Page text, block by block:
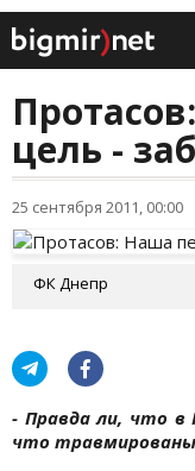
цель -
25 сентября 2011, 00:00
ФК Днепр
- Правда ли, что в
что травмированы